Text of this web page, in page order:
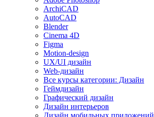
ArchiCAD
AutoCAD
Blender
Cinema 4D
Figma
Motion-design
UX/UI дизайн
Web-дизайн
Все курсы категории: Дизайн
Геймдизайн
Графический дизайн
Дизайн интерьеров
Дизайн мобильных приложений